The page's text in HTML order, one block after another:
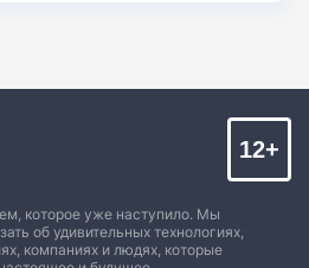
которое уже наступило. Мы
об удивительных технологиях,
компаниях и людях, которые
12+